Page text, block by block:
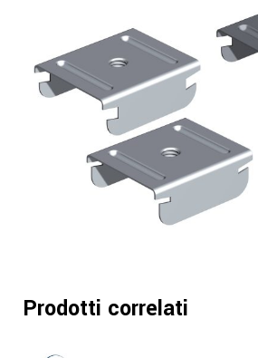
Prodotti correlati